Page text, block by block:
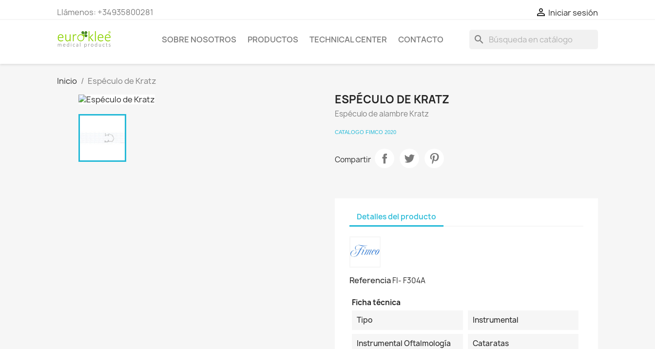
Llámenos: +34935800281  Iniciar sesión
SOBRE NOSOTROS PRODUCTOS TECHNICAL CENTER CONTACTO search
Inicio Espéculo de Kratz
ESPÉCULO DE KRATZ
Espéculo de alambre Kratz
CATALOGO FIMCO 2020
Compartir
Detalles del producto
ReferenciaFI- F304A
Ficha técnica
Tipo
Instrumental
Instrumental Oftalmología Cataratas